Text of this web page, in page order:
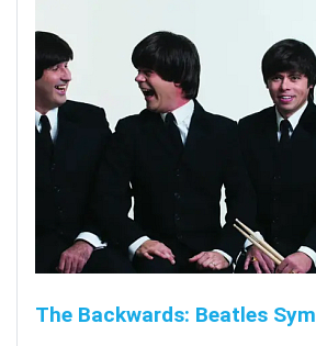
The Backwards: Beatles